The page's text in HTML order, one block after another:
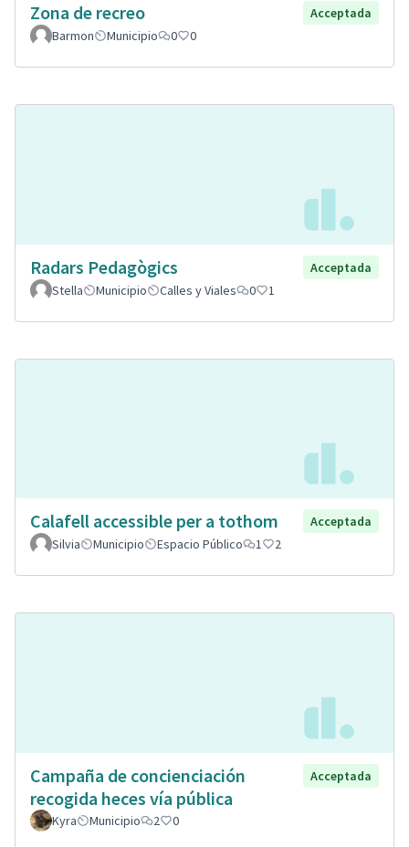
Zona de recreo
Acceptada
Barmon
Municipio 0 0
Radars Pedagògics
Acceptada
Stella
Municipio Calles y Viales 0 1
Calafell accessible per a tothom
Acceptada
Silvia
Municipio Espacio Público 1 2
Campaña de concienciación
recogida heces vía pública
Acceptada
Kyra Municipio 2 0